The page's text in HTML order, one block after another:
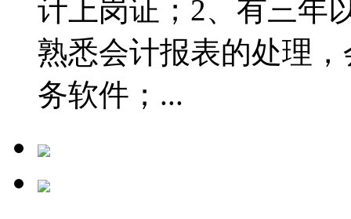
计上岗证；2、有三年
熟悉会计报表的处理
务软件；...